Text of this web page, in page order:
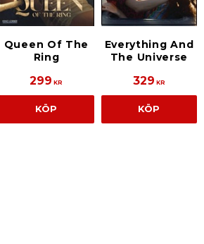
Queen Of The
Ring
299 KR
KÖP
Everything And
The Universe
329 KR
KÖP